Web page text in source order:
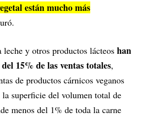
están mucho más
y otros productos lácteos han
15% de las ventas totales,
de productos cárnicos veganos
la superficie del volumen total de
menos del 1% de toda la carne